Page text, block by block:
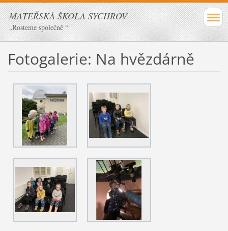
MATEŘSKÁ ŠKOLA SYCHROV
„Rosteme společně “
Fotogalerie: Na hvězdárně